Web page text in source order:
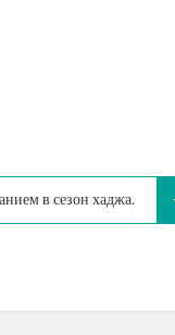
в сезон хаджа.